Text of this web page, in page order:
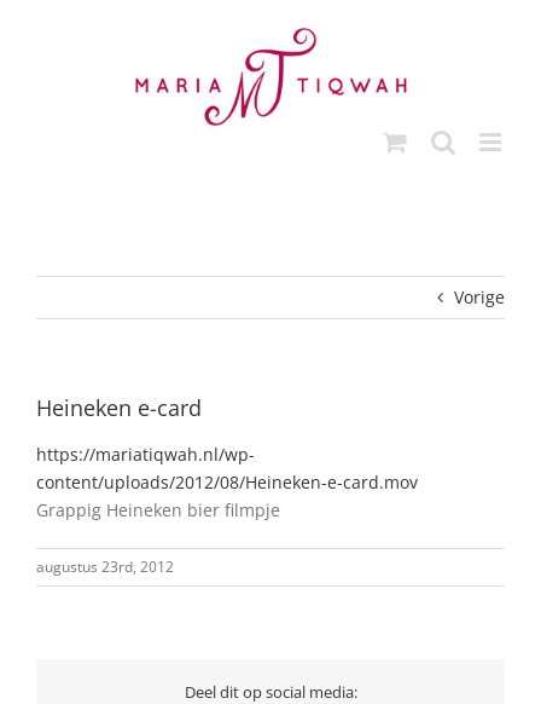
Vorige
Heineken e-card
https://mariatiqwah.nl/wp-
content/uploads/2012/08/Heineken-e-card.mov
Grappig Heineken bier filmpje
augustus 23rd, 2012
Deel dit op social media: